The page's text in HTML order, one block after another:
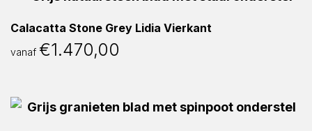
Calacatta Stone Grey Lidia Vierkant
vanaf €1.470,00